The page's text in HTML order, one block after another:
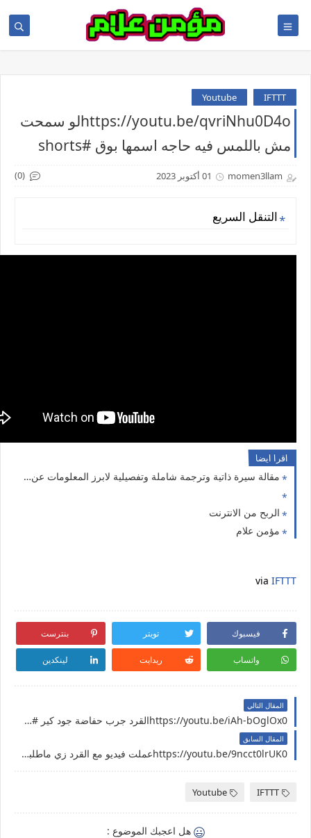
IFTTT
Youtube
https://youtu.be/qvriNhu0D4oلو سمحت
مش باللمس فيه حاجه اسمها بوق #shorts
momen3llam 01 أكتوبر 2023 (0)
التنقل السريع
اقرا ايضا
مقالة سيرة ذاتية وترجمة شاملة وتفصيلية لابرز المعلومات عن مؤمن علام من خلال deep research chatgpt
الربح من الانترنت
مؤمن علام
via IFTTT
فيسبوك تويتر بنترست
واتساب ريدايت لينكدين
المقال التالي
https://youtu.be/iAh-bOglOx0القرد جرب حفاضة جود كير #shorts
المقال السابق
https://youtu.be/9ncct0lrUK0عملت فيديو مع القرد زي ماطلبتم اعملوا لايك #shorts
IFTTT
Youtube
هل اعجبك الموضوع :